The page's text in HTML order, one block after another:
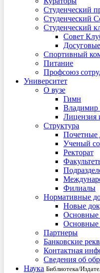
Студенческий
Студенческий
Студенческий
Совет
Спортивный
Питание
Профсоюз
Университет
О вузе
Гимн
Лицензия
Структура
Почетные
Ученый
Ректорат
Филиалы
Нормативные
Новые
Основные
Основные
Партнеры
Банковские
Контактная
Сведения об
Наука Библиотека/